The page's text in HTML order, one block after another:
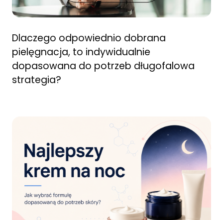
Dlaczego odpowiednio dobrana
pielęgnacja, to indywidualnie
dopasowana do potrzeb długofalowa
strategia?